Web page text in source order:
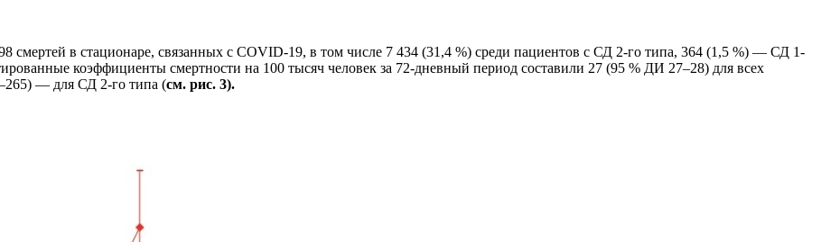
смертей в стационаре, связанных с COVID-19, в том числе 7 434 (31,4 %) среди пациентов с СД 2-го типа, 364 (1,5 %) — СД 1-
коэффициенты смертности на 100 тысяч человек за 72-дневный период составили 27 (95 % ДИ 27–28) для всех
— для СД 2-го типа (см. рис. 3).